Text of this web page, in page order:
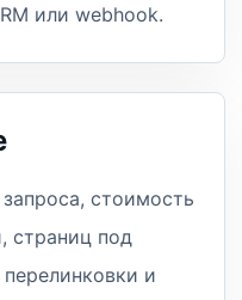
или webhook.
стоимость
страниц под
и